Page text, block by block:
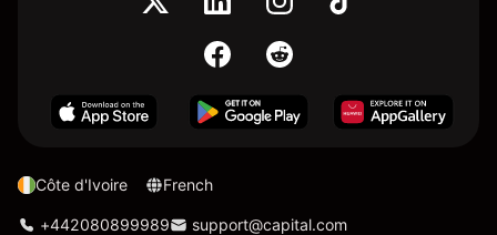
Côte d'Ivoire French
+442080899989 support@capital.com